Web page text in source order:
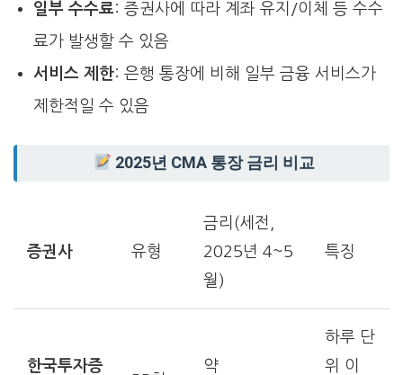
일부 수수료: 증권사에 따라 계좌 유지/이체 등 수수
료가 발생할 수 있음
서비스 제한: 은행 통장에 비해 일부 금융 서비스가
제한적일 수 있음
2025년 CMA 통장 금리 비교
증권사 유형
금리(세전,
2025년 4~5
월)
특징
한국투자증
약
하루 단
위 이